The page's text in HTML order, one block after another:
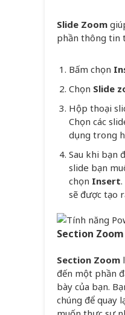
Slide Zoom
phần thông tin
Bấm chọn
Chọn Slide
Hộp thoại
Chọn các
dụng trong
Sau khi bạn
slide bạn
chọn Insert
sẽ được tạo
Section Zoom
Section Zoom
đến một phần
bày của bạn.
chúng để quay